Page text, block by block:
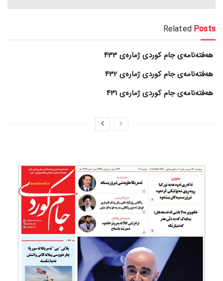
Related Posts
هەفتەنامەی جام کوردی ژمارەی 433
هەفتەنامەی جام کوردی ژمارەی 432
هەفتەنامەی جام کوردی ژمارەی 431